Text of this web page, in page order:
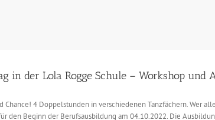
in der Lola Rogge Schule – Workshop und
Chance! 4 Doppelstunden in verschiedenen Tanzfächern. Wer
den Beginn der Berufsausbildung am 04.10.2022. Die